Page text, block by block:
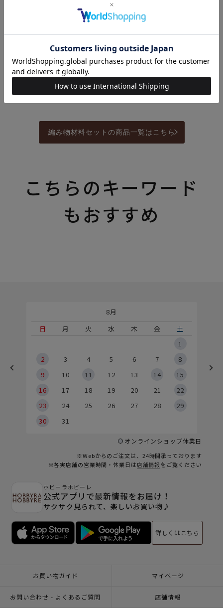
編み物材料セットの商品一覧はこちら
こちらのキーワード
もおすすめ
8月
日
月 火 水 木 金
土
1
2
3 4 5 6 7
8
9
10 11 12 13 14
15
16
17 18 19 20 21
22
23
24 25 26 27 28
29
30
31
オンラインショップ休業日
※Webからのご注文は、24時間承っております
※各実店舗の営業時間・休業日は店舗情報をご覧ください
ホビーラホビーレ
公式アプリで最新情報をお届け！
サクサク見られて、楽しいお買い物♪
詳しくはこちら
お買い物ガイド マイページ
お問い合わせ - よくあるご質問 店舗情報